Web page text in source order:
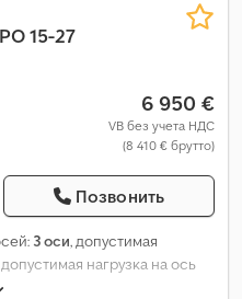
15-27
6 950 €
VB без учета НДС
(8 410 € брутто)
Позвонить
3 оси, допустимая
допустимая нагрузка на ось
на ось (ось 3):